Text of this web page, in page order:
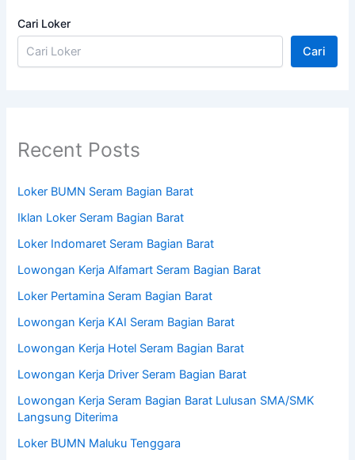
Cari Loker
Cari
Recent Posts
Loker BUMN Seram Bagian Barat
Iklan Loker Seram Bagian Barat
Loker Indomaret Seram Bagian Barat
Lowongan Kerja Alfamart Seram Bagian Barat
Loker Pertamina Seram Bagian Barat
Lowongan Kerja KAI Seram Bagian Barat
Lowongan Kerja Hotel Seram Bagian Barat
Lowongan Kerja Driver Seram Bagian Barat
Lowongan Kerja Seram Bagian Barat Lulusan SMA/SMK
Langsung Diterima
Loker BUMN Maluku Tenggara